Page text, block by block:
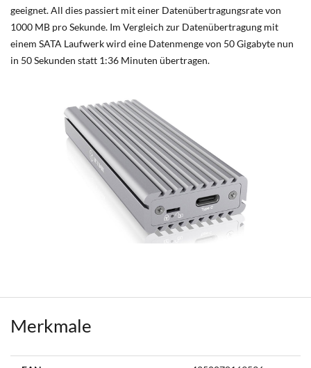
geeignet. All dies passiert mit einer Datenübertragungsrate von
1000 MB pro Sekunde. Im Vergleich zur Datenübertragung mit
einem SATA Laufwerk wird eine Datenmenge von 50 Gigabyte nun
in 50 Sekunden statt 1:36 Minuten übertragen.
Merkmale